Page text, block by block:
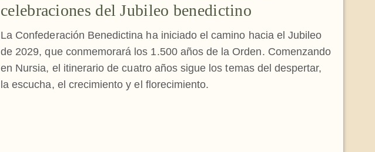
celebraciones del Jubileo benedictino
La Confederación Benedictina ha iniciado el camino hacia el Jubileo
de 2029, que conmemorará los 1.500 años de la Orden. Comenzando
en Nursia, el itinerario de cuatro años sigue los temas del despertar,
la escucha, el crecimiento y el florecimiento.